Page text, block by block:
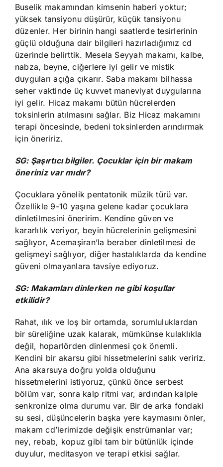
Buselik makamından kimsenin haberi yoktur;
yüksek tansiyonu düşürür, küçük tansiyonu
düzenler. Her birinin hangi saatlerde tesirlerinin
güçlü olduğuna dair bilgileri hazırladığımız cd
üzerinde belirttik. Mesela Seyyah makamı, kalbe,
nabza, beyne, ciğerlere iyi gelir ve mistik
duyguları açığa çıkarır. Saba makamı bilhassa
seher vaktinde üç kuvvet maneviyat duygularına
iyi gelir. Hicaz makamı bütün hücrelerden
toksinlerin atılmasını sağlar. Biz Hicaz makamını
terapi öncesinde, bedeni toksinlerden arındırmak
için öneririz.
SG: Şaşırtıcı bilgiler. Çocuklar için bir makam
öneriniz var mıdır?
Çocuklara yönelik pentatonik müzik türü var.
Özellikle 9-10 yaşına gelene kadar çocuklara
dinletilmesini öneririm. Kendine güven ve
kararlılık veriyor, beyin hücrelerinin gelişmesini
sağlıyor, Acemaşiran’la beraber dinletilmesi de
gelişmeyi sağlıyor, diğer hastalıklarda da kendine
güveni olmayanlara tavsiye ediyoruz.
SG: Makamları dinlerken ne gibi koşullar
etkilidir?
Rahat, ılık ve loş bir ortamda, sorumluluklardan
bir süreliğine uzak kalarak, mümkünse kulaklıkla
değil, hoparlörden dinlenmesi çok önemli.
Kendini bir akarsu gibi hissetmelerini salık veririz.
Ana akarsuya doğru yolda olduğunu
hissetmelerini istiyoruz, çünkü önce serbest
bölüm var, sonra kalp ritmi var, ardından kalple
senkronize olma durumu var. Bir de arka fondaki
su sesi, düşüncelerin başka yere kaymasını önler,
makam cd’lerimizde değişik enstrümanlar var;
ney, rebab, kopuz gibi tam bir bütünlük içinde
duyulur, meditasyon ve terapi etkisi sağlar.